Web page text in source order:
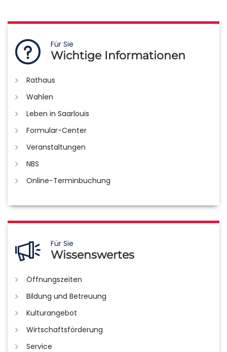
Für Sie
Wichtige Informationen
Rathaus
Wahlen
Leben in Saarlouis
Formular-Center
Veranstaltungen
NBS
Online-Terminbuchung
Für Sie
Wissenswertes
Öffnungszeiten
Bildung und Betreuung
Kulturangebot
Wirtschaftsförderung
Service